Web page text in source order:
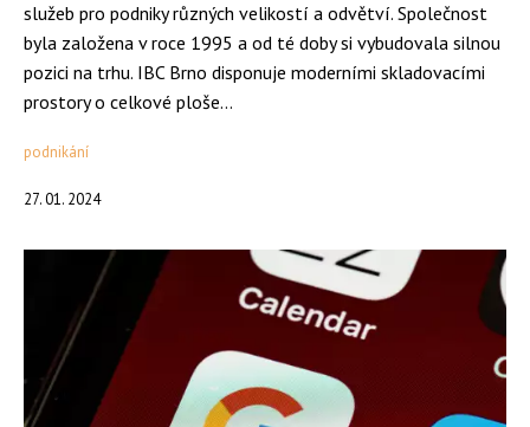
služeb pro podniky různých velikostí a odvětví. Společnost
byla založena v roce 1995 a od té doby si vybudovala silnou
pozici na trhu. IBC Brno disponuje moderními skladovacími
prostory o celkové ploše...
podnikání
27. 01. 2024